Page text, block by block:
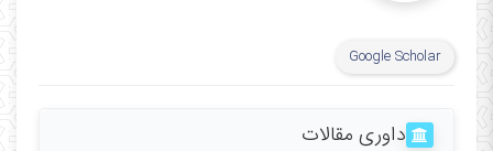
Google Scholar
داوری مقالات